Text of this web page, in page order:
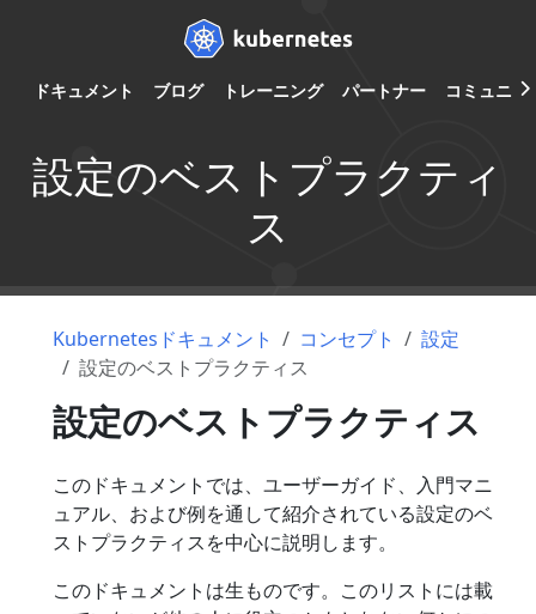
ドキュメント ブログ トレーニング パートナー コミュニテ
設定のベストプラクティ
ス
Kubernetesドキュメント コンセプト
設定
設定のベストプラクティス
設定のベストプラクティス
このドキュメントでは、ユーザーガイド、入門マニ
ュアル、および例を通して紹介されている設定のベ
ストプラクティスを中心に説明します。
このドキュメントは生ものです。このリストには載